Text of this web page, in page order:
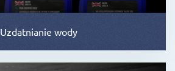
Uzdatnianie wody